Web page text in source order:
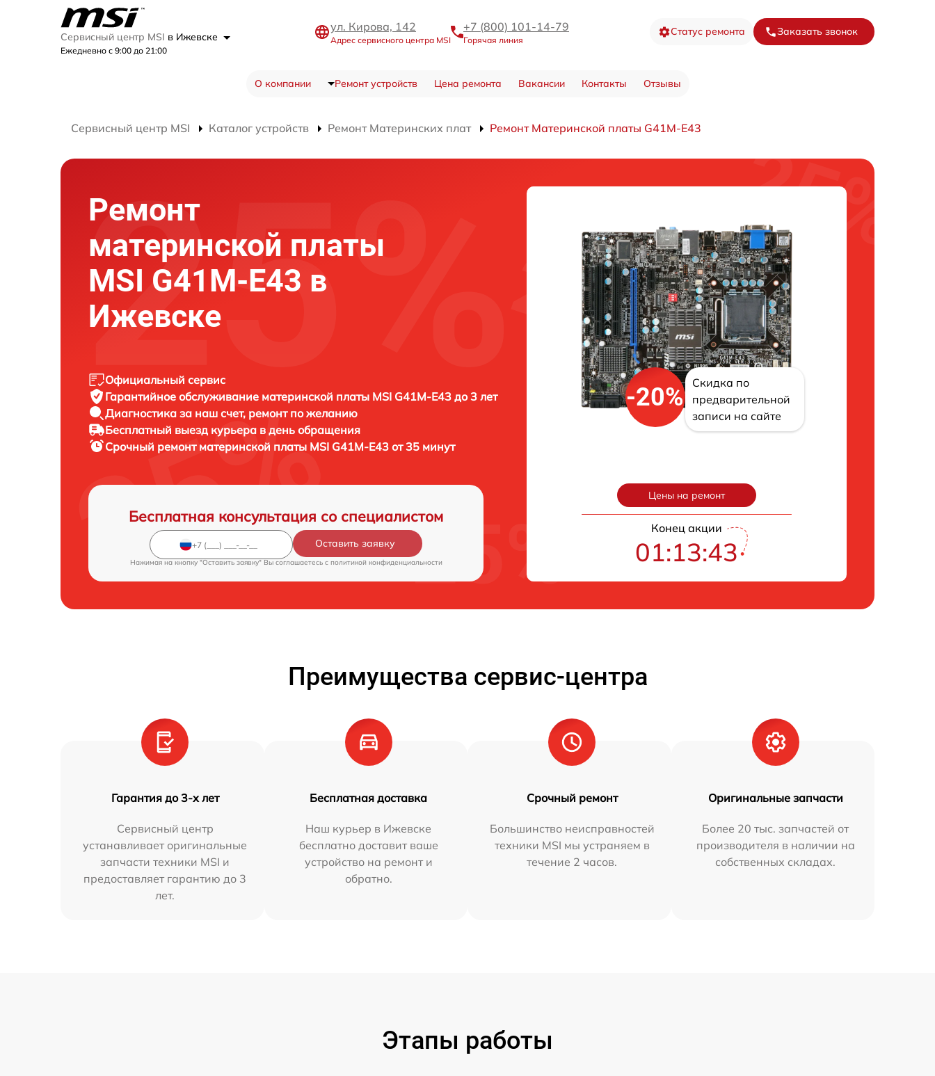
Сервисный центр MSI в Ижевске
Ежедневно с 9:00 до 21:00
ул. Кирова, 142
Адрес сервисного центра MSI
+7 (800) 101-14-79
Горячая линия
Статус ремонта Заказать звонок
О компании Ремонт устройств Цена ремонта Вакансии Контакты Отзывы
Сервисный центр MSI Каталог устройств Ремонт Материнских плат Ремонт Материнской платы G41M-E43
Ремонт
материнской платы
MSI G41M-E43 в
Ижевске
Официальный сервис
Гарантийное обслуживание материнской платы MSI G41M-E43 до 3 лет
Диагностика за наш счет, ремонт по желанию
Бесплатный выезд курьера в день обращения
Срочный ремонт материнской платы MSI G41M-E43 от 35 минут
Бесплатная консультация со специалистом
Оставить заявку
Нажимая на кнопку "Оставить заявку" Вы соглашаетесь c политикой конфиденциальности
-20%
Скидка по
предварительной
записи на сайте
Цены на ремонт
Конец акции
01:13:42
Преимущества сервис-центра
Гарантия до 3-х лет
Сервисный центр
устанавливает оригинальные
запчасти техники MSI и
предоставляет гарантию до 3
лет.
Бесплатная доставка
Наш курьер в Ижевске
бесплатно доставит ваше
устройство на ремонт и
обратно.
Срочный ремонт
Большинство неисправностей
техники MSI мы устраняем в
течение 2 часов.
Оригинальные запчасти
Более 20 тыс. запчастей от
производителя в наличии на
собственных складах.
Этапы работы